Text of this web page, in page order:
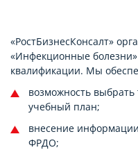
«РостБизнесКонсалт»
«Инфекционные
квалификации. Мы
возможность
учебный план;
внесение
ФРДО;